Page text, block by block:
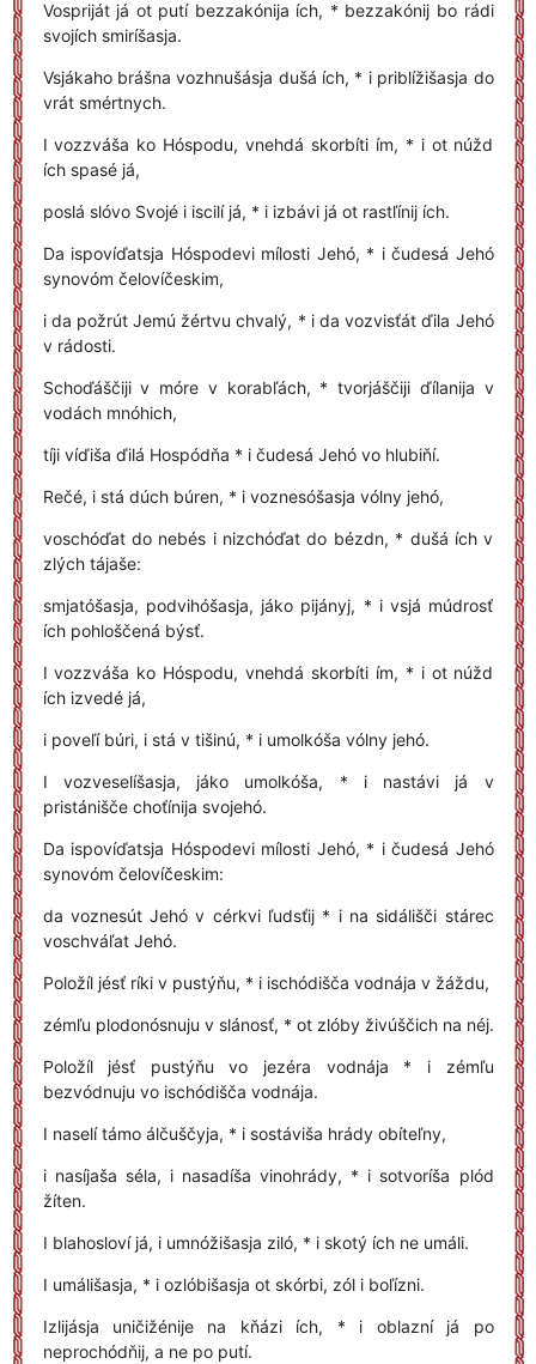
Vospriját já ot putí bezzakónija ích, * bezzakónij bo rádi
svojích smiríšasja.
Vsjákaho brášna vozhnušásja dušá ích, * i priblížišasja do
vrát smértnych.
I vozzváša ko Hóspodu, vnehdá skorbíti ím, * i ot núžd
ích spasé já,
poslá slóvo Svojé i iscilí já, * i izbávi já ot rastľínij ích.
Da ispovíďatsja Hóspodevi mílosti Jehó, * i čudesá Jehó
synovóm čelovíčeskim,
i da požrút Jemú žértvu chvalý, * i da vozvisťát ďila Jehó
v rádosti.
Schoďáščiji v móre v korabľách, * tvorjáščiji ďílanija v
vodách mnóhich,
tíji víďiša ďilá Hospódňa * i čudesá Jehó vo hlubiňí.
Rečé, i stá dúch búren, * i voznesóšasja vólny jehó,
voschóďat do nebés i nizchóďat do bézdn, * dušá ích v
zlých tájaše:
smjatóšasja, podvihóšasja, jáko pijányj, * i vsjá múdrosť
ích pohloščená býsť.
I vozzváša ko Hóspodu, vnehdá skorbíti ím, * i ot núžd
ích izvedé já,
i poveľí búri, i stá v tišinú, * i umolkóša vólny jehó.
I vozveselíšasja, jáko umolkóša, * i nastávi já v
pristánišče choťínija svojehó.
Da ispovíďatsja Hóspodevi mílosti Jehó, * i čudesá Jehó
synovóm čelovíčeskim:
da voznesút Jehó v cérkvi ľudsťij * i na sidálišči stárec
voschváľat Jehó.
Položíl jésť ríki v pustýňu, * i ischódišča vodnája v žáždu,
zémľu plodonósnuju v slánosť, * ot zlóby živúščich na néj.
Položíl jésť pustýňu vo jezéra vodnája * i zémľu
bezvódnuju vo ischódišča vodnája.
I naselí támo álčuščyja, * i sostáviša hrády obíteľny,
i nasíjaša séla, i nasadíša vinohrády, * i sotvoríša plód
žíten.
I blahosloví já, i umnóžišasja ziló, * i skotý ích ne umáli.
I umálišasja, * i ozlóbišasja ot skórbi, zól i boľízni.
Izlijásja uničižénije na kňázi ích, * i oblazní já po
neprochódňij, a ne po putí.